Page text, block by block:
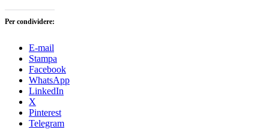
Per condividere:
E-mail
Stampa
Facebook
WhatsApp
LinkedIn
X
Pinterest
Telegram